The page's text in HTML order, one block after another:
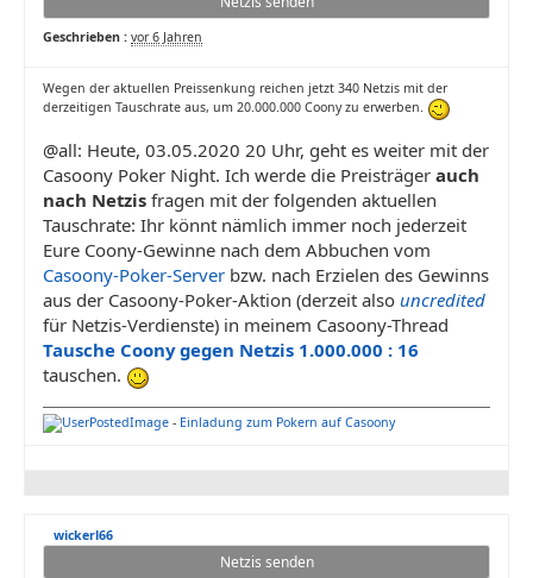
Geschrieben : vor 6 Jahren
Wegen der aktuellen Preissenkung reichen jetzt 340 Netzis mit der
derzeitigen Tauschrate aus, um 20.000.000 Coony zu erwerben.
@all: Heute, 03.05.2020 20 Uhr, geht es weiter mit der
Casoony Poker Night. Ich werde die Preisträger auch
nach Netzis fragen mit der folgenden aktuellen
Tauschrate: Ihr könnt nämlich immer noch jederzeit
Eure Coony-Gewinne nach dem Abbuchen vom
Casoony-Poker-Server bzw. nach Erzielen des Gewinns
aus der Casoony-Poker-Aktion (derzeit also uncredited
für Netzis-Verdienste) in meinem Casoony-Thread
Tausche Coony gegen Netzis 1.000.000 : 16
tauschen.
- Einladung zum Pokern auf Casoony
wickerl66
Netzis senden